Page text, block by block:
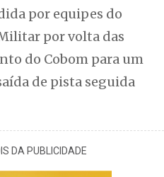
por equipes do
por volta das
do Cobom para um
de pista seguida
DA PUBLICIDADE